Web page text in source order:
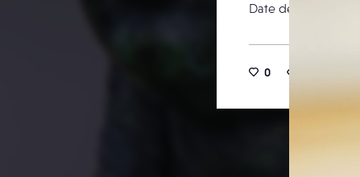
Date de publication
0